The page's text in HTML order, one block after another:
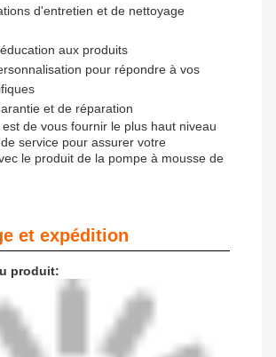
d'entretien et de nettoyage
aux produits
pour répondre à vos
et de réparation
de vous fournir le plus haut niveau
service pour assurer votre
le produit de la pompe à mousse de
et expédition
produit: